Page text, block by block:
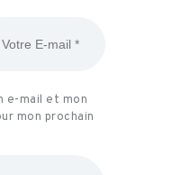
e-mail et mon
mon prochain